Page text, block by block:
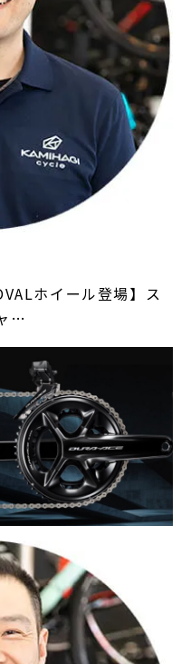
ホイール登場】ス
…